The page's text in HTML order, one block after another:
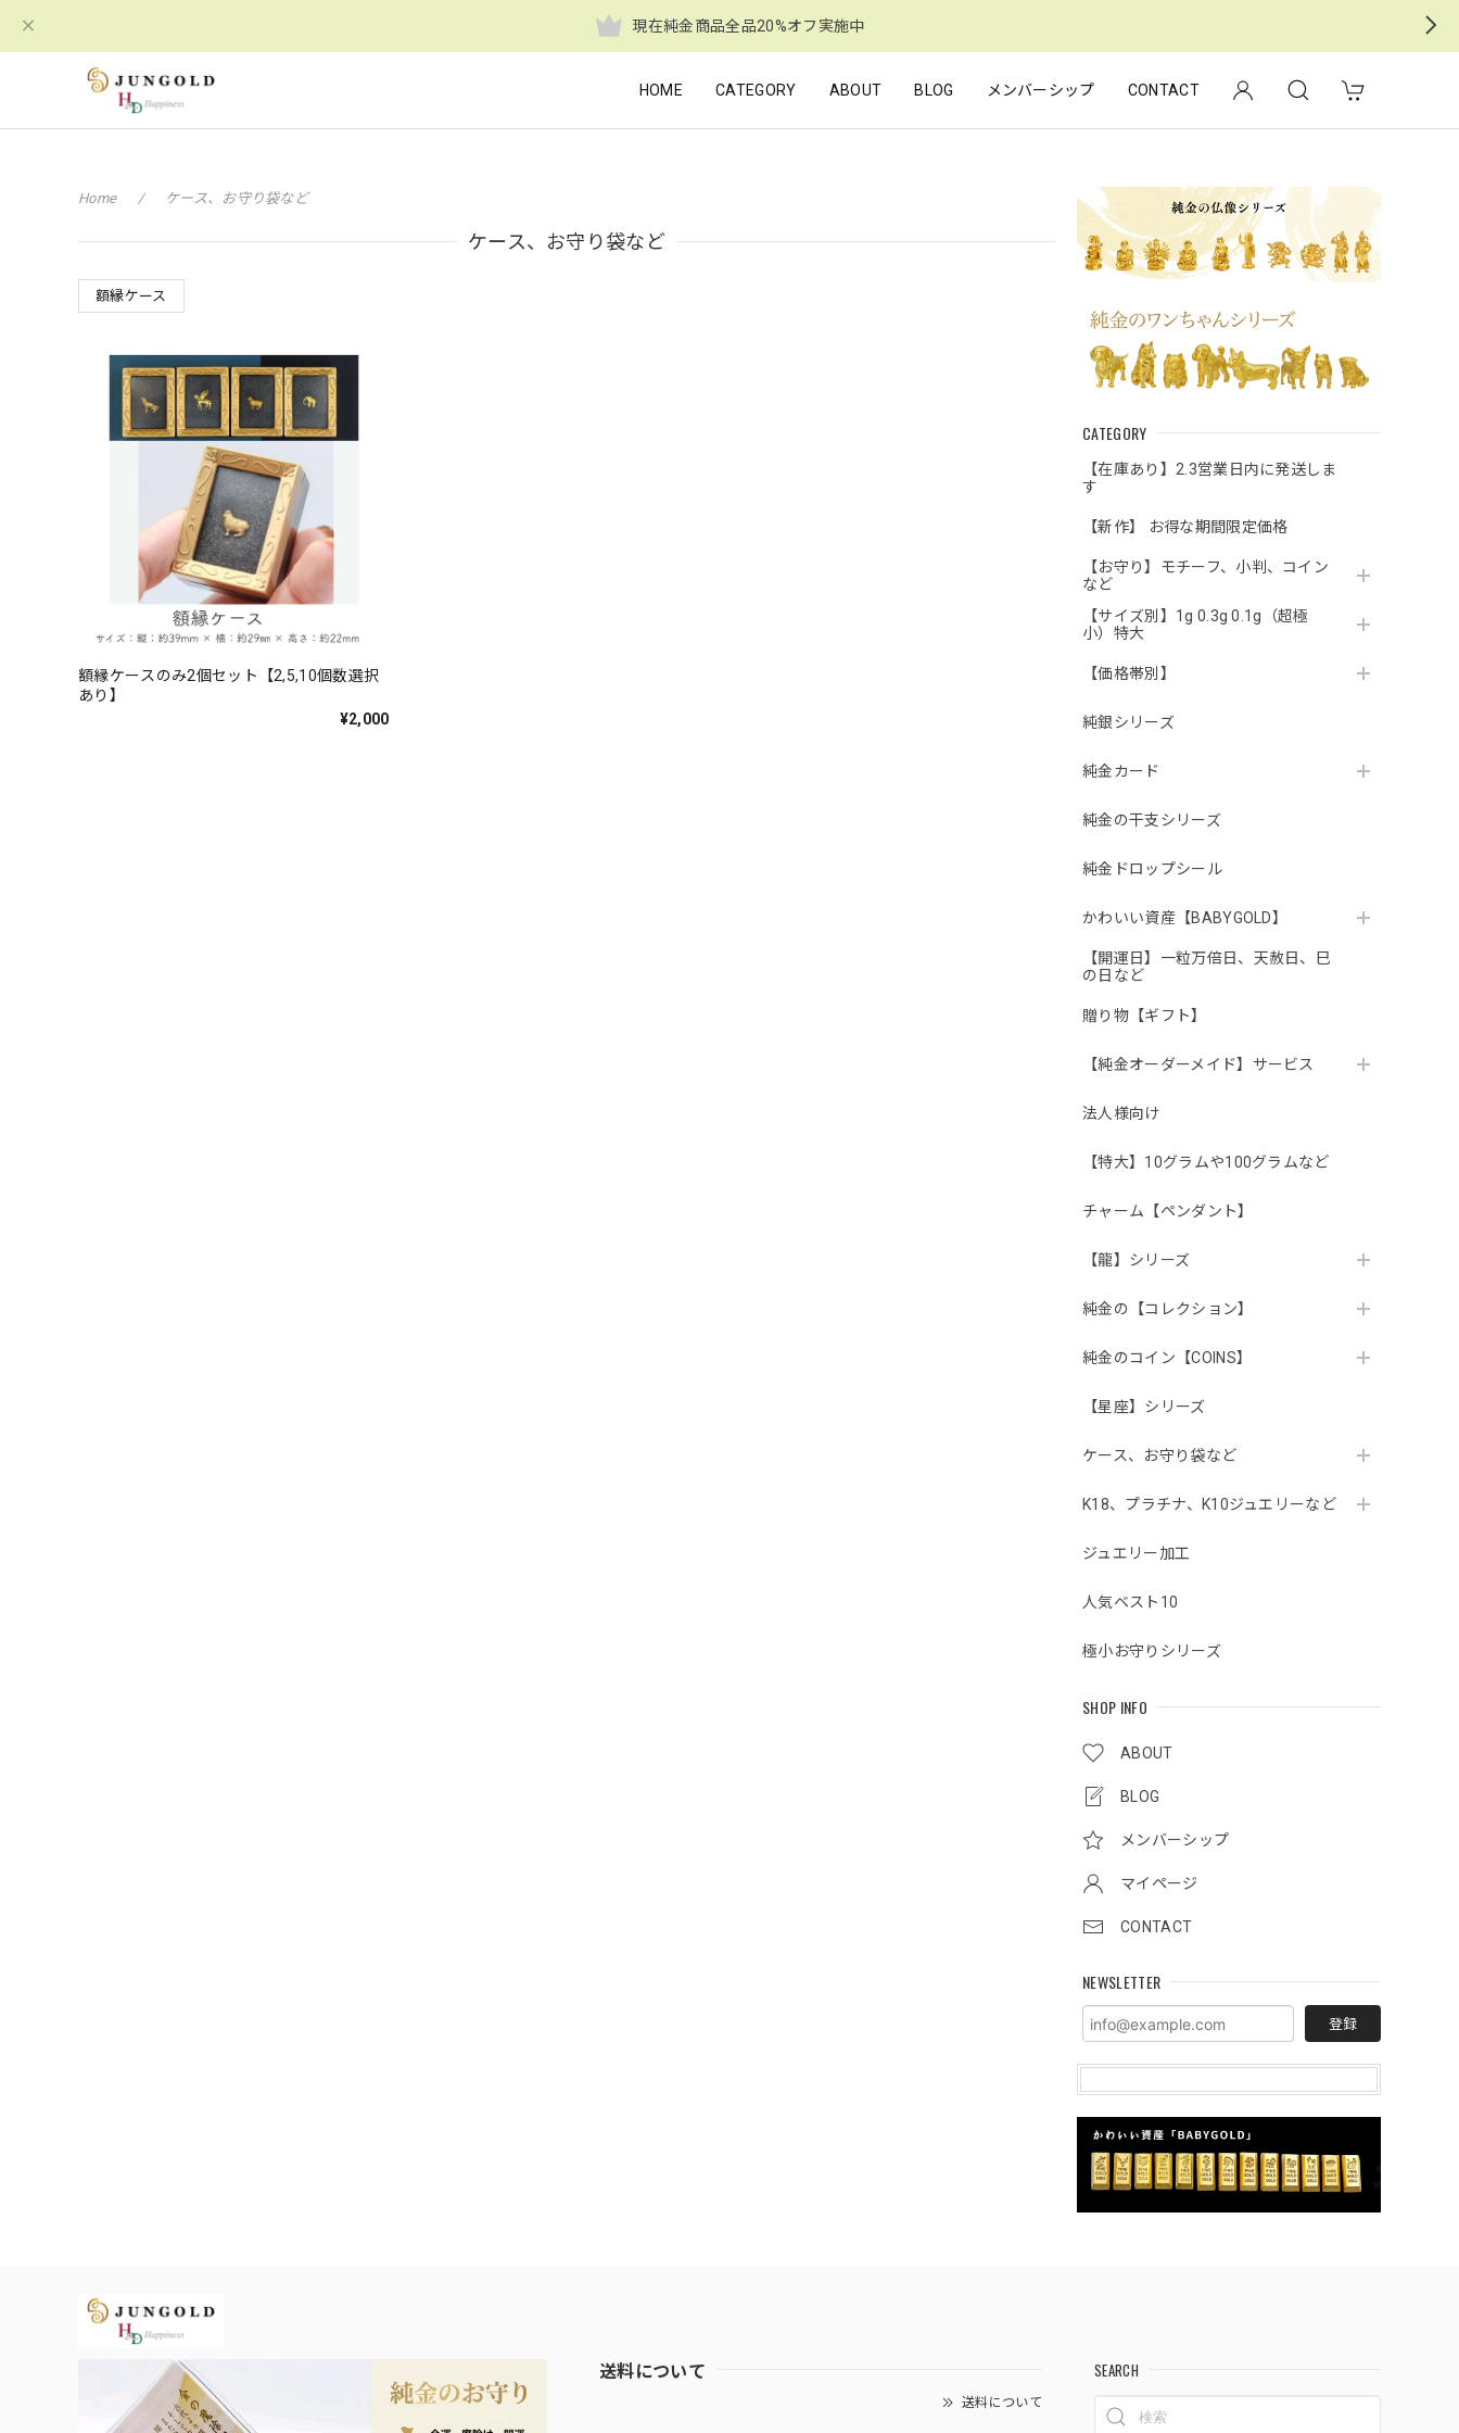
現在純金商品全品20%オフ実施中
HOME CATEGORY ABOUT BLOG メンバーシップ CONTACT
CATEGORY
【在庫あり】2.3営業日内に発送しま
す
【新作】 お得な期間限定価格
【お守り】モチーフ、小判、コイン
など
【サイズ別】1g 0.3g 0.1g（超極
小）特大
【価格帯別】
純銀シリーズ
純金カード
純金の干支シリーズ
純金ドロップシール
かわいい資産【BABYGOLD】
【開運日】一粒万倍日、天赦日、巳
の日など
贈り物【ギフト】
【純金オーダーメイド】サービス
法人様向け
【特大】10グラムや100グラムなど
チャーム【ペンダント】
【龍】シリーズ
純金の【コレクション】
純金のコイン【COINS】
【星座】シリーズ
ケース、お守り袋など
K18、プラチナ、K10ジュエリーなど
ジュエリー加工
人気ベスト10
極小お守りシリーズ
SHOP INFO
ABOUT
BLOG
メンバーシップ
マイページ
CONTACT
NEWSLETTER
登録
Home ケース、お守り袋など
ケース、お守り袋など
額縁ケース
額縁ケースのみ2個セット【2,5,10個数選択
あり】
¥2,000
送料について
送料について
SEARCH